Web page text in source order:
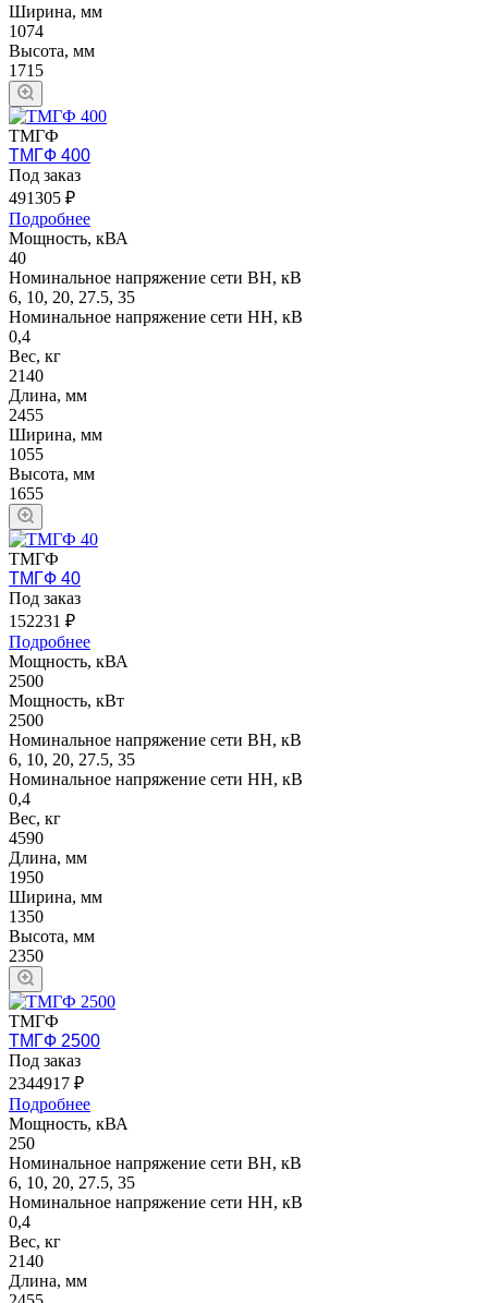
Ширина, мм
1074
Высота, мм
1715
ТМГФ
ТМГФ 400
Под заказ
491305 ₽
Подробнее
Мощность, кВА
40
Номинальное напряжение сети ВН, кВ
6, 10, 20, 27.5, 35
Номинальное напряжение сети НН, кВ
0,4
Вес, кг
2140
Длина, мм
2455
Ширина, мм
1055
Высота, мм
1655
ТМГФ
ТМГФ 40
Под заказ
152231 ₽
Подробнее
Мощность, кВА
2500
Мощность, кВт
2500
Номинальное напряжение сети ВН, кВ
6, 10, 20, 27.5, 35
Номинальное напряжение сети НН, кВ
0,4
Вес, кг
4590
Длина, мм
1950
Ширина, мм
1350
Высота, мм
2350
ТМГФ
ТМГФ 2500
Под заказ
2344917 ₽
Подробнее
Мощность, кВА
250
Номинальное напряжение сети ВН, кВ
6, 10, 20, 27.5, 35
Номинальное напряжение сети НН, кВ
0,4
Вес, кг
2140
Длина, мм